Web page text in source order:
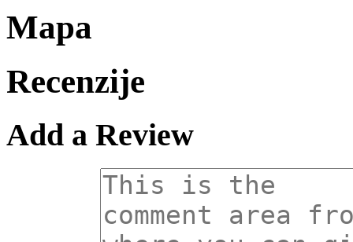
Mapa
Recenzije
Add a Review